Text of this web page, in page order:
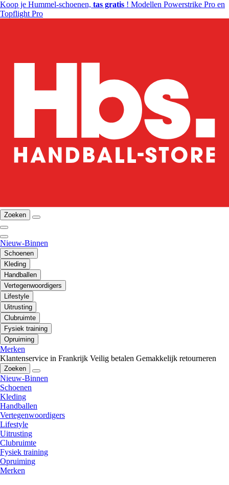
Koop je Hummel-schoenen, tas gratis ! Modellen Powerstrike Pro en
Topflight Pro
Zoeken
Nieuw-Binnen
Schoenen
Kleding
Handballen
Vertegenwoordigers
Lifestyle
Uitrusting
Clubruimte
Fysiek training
Opruiming
Merken
Klantenservice in Frankrijk Veilig betalen Gemakkelijk retourneren
Zoeken
Nieuw-Binnen
Schoenen
Kleding
Handballen
Vertegenwoordigers
Lifestyle
Uitrusting
Clubruimte
Fysiek training
Opruiming
Merken